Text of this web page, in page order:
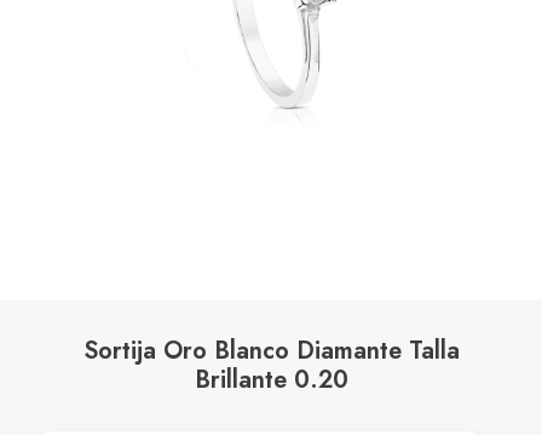
Sortija Oro Blanco Diamante Talla
Brillante 0.20